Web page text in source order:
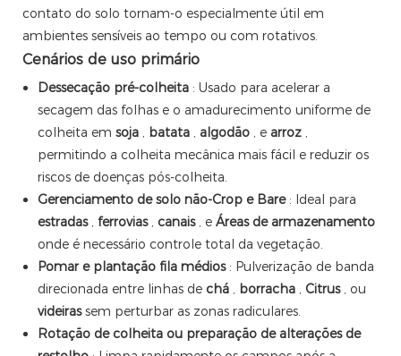
contato do solo tornam-o especialmente útil em
ambientes sensíveis ao tempo ou com rotativos.
Cenários de uso primário
Dessecação pré-colheita : Usado para acelerar a
secagem das folhas e o amadurecimento uniforme de
colheita em soja , batata , algodão , e arroz ,
permitindo a colheita mecânica mais fácil e reduzir os
riscos de doenças pós-colheita.
Gerenciamento de solo não-Crop e Bare : Ideal para
estradas , ferrovias , canais , e Áreas de armazenamento
onde é necessário controle total da vegetação.
Pomar e plantação fila médios : Pulverização de banda
direcionada entre linhas de chá , borracha , Citrus , ou
videirassem perturbar as zonas radiculares.
Rotação de colheita ou preparação de alterações de